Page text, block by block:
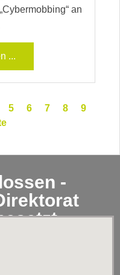
an
...
5 6 7 8
9
-